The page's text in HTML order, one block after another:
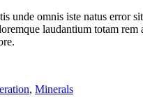
unde omnis iste natus error
laudantium totam rem
, Minerals